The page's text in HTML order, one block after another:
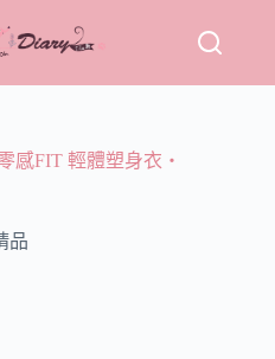
感FIT 輕體塑身衣‧
品